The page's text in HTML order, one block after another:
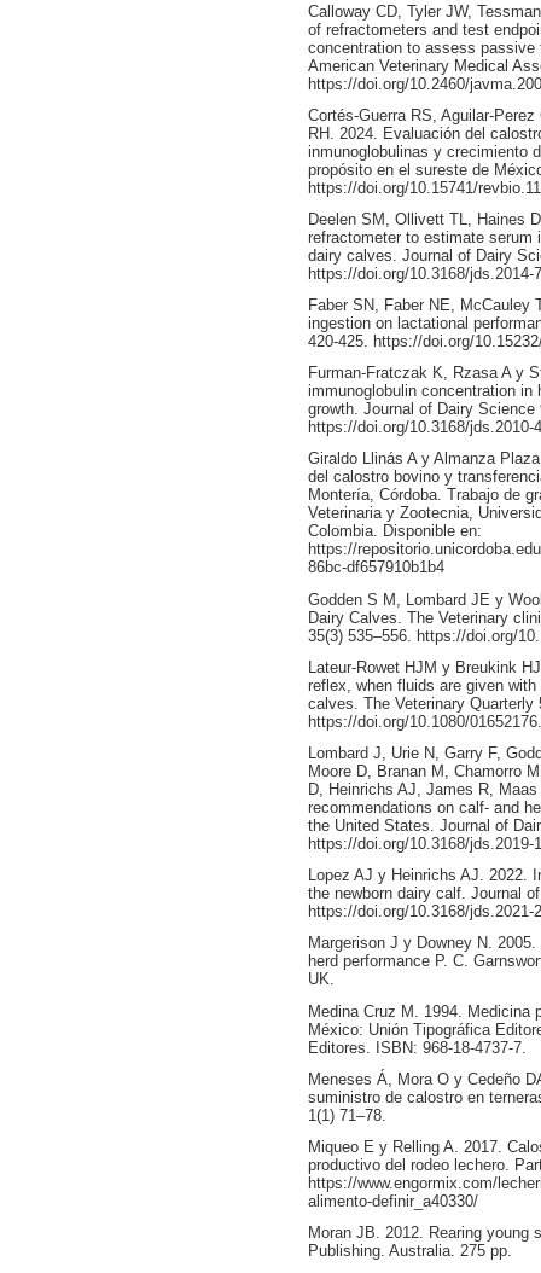
Calloway CD, Tyler JW,
of refractometers and test
concentration to assess
American Veterinary Medical
https://doi.org/10.2460/
Cortés-Guerra RS, Aguilar-
RH. 2024. Evaluación del
inmunoglobulinas y crecimiento
propósito en el sureste de
https://doi.org/10.15741/
Deelen SM, Ollivett TL, Haines
refractometer to estimate serum
dairy calves. Journal of Dairy
https://doi.org/10.3168/jds.2014-
Faber SN, Faber NE,
ingestion on lactational
420-425. https://doi.org/
Furman-Fratczak K, Rzasa A y
immunoglobulin concentration in
growth. Journal of Dairy Science
https://doi.org/10.3168/jds.2010-
Giraldo Llinás A y Almanza
del calostro bovino y
Montería, Córdoba. Trabajo de
Veterinaria y Zootecnia,
Colombia. Disponible en:
https://
86bc-df657910b1b4
Godden S M, Lombard JE y
Dairy Calves. The Veterinary
35(3) 535–556. https://doi.org/
Lateur-Rowet HJM y Breukink
reflex, when fluids are given
calves. The Veterinary Quarterly
https://doi.org/10.1080/
Lombard J, Urie N, Garry F,
Moore D, Branan M, Chamorro
D, Heinrichs AJ, James R,
recommendations on calf- and
the United States. Journal of
https://doi.org/10.3168/jds.2019-
Lopez AJ y Heinrichs AJ. 2022.
the newborn dairy calf. Journal
https://doi.org/10.3168/jds.2021-
Margerison J y Downey N.
herd performance P. C.
UK.
Medina Cruz M. 1994. Medicina
México: Unión Tipográfica
Editores. ISBN: 968-18-4737-7.
Meneses Á, Mora O y Cedeño
suministro de calostro en
1(1) 71–78.
Miqueo E y Relling A. 2017.
productivo del rodeo lechero.
https://www.engormix.com/
alimento-definir_a40330/
Moran JB. 2012. Rearing young
Publishing. Australia. 275 pp.